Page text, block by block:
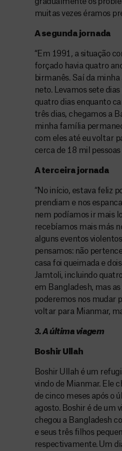
muitas vezes éramos
A segunda jornada
“Em 1991, a situação
forçado havia quatro
birmanês. Saí da minha
neto. Levamos sete
quatro dias enquanto
três dias, chegamos a
minha família
com eles até eu voltar
cerca de 18 mil
A terceira jornada
“No início, estava feliz
prendiam e nos
nem podíamos ir mais
recebíamos mais más
alguns eventos
pensamos: não
casa foi queimada e
Jamtoli, incluindo
em Bangladesh, mas
poderemos nos mudar
voltar para Mianmar,
3. A última viagem
Boshir Ullah
Boshir Ullah é um
vindo de Mianmar. Ele
de cinco meses após o
agosto. Boshir é de um
chegou a Bangladesh
e seus três filhos
respectivamente. Um